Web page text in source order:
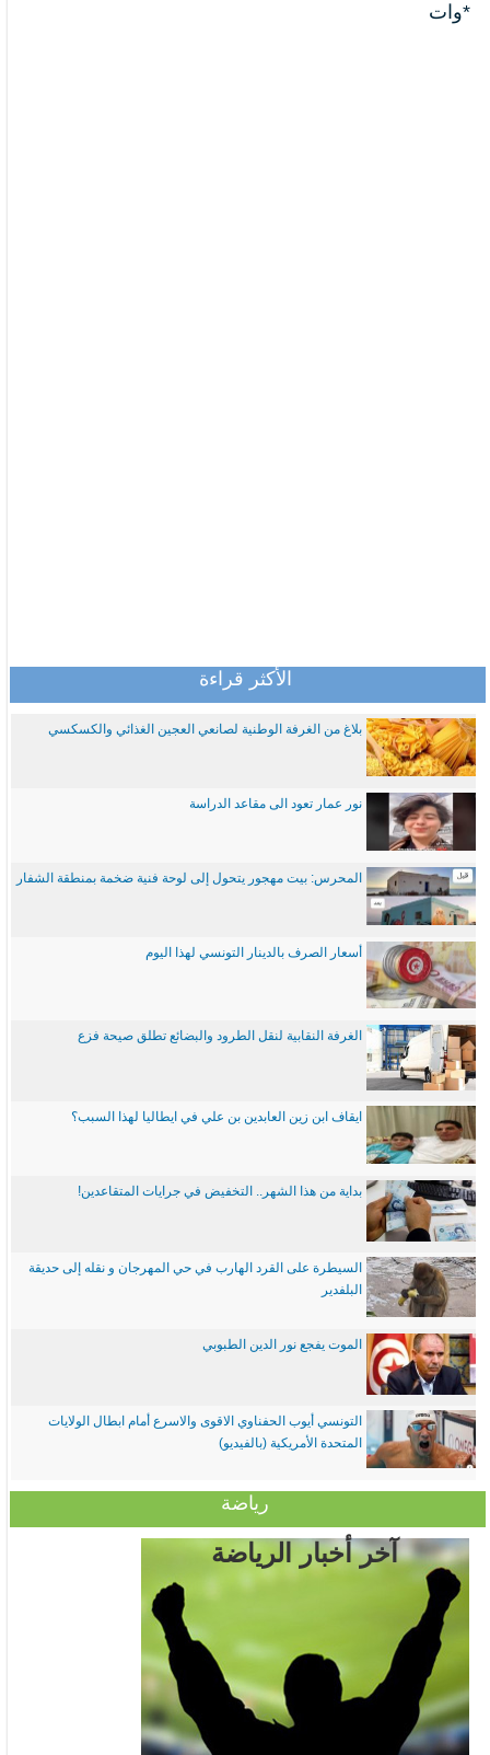
*وات
الأكثر قراءة
بلاغ من الغرفة الوطنية لصانعي العجين الغذائي والكسكسي
نور عمار تعود الى مقاعد الدراسة
المحرس: بيت مهجور يتحول إلى لوحة فنية ضخمة بمنطقة الشفار
أسعار الصرف بالدينار التونسي لهذا اليوم
الغرفة النقابية لنقل الطرود والبضائع تطلق صيحة فزع
ايقاف ابن زين العابدين بن علي في ايطاليا لهذا السبب؟
بداية من هذا الشهر.. التخفيض في جرايات المتقاعدين!
السيطرة على القرد الهارب في حي المهرجان و نقله إلى حديقة
البلفدير
الموت يفجع نور الدين الطبوبي
التونسي أيوب الحفناوي الاقوى والاسرع أمام ابطال الولايات
المتحدة الأمريكية (بالفيديو)
رياضة
آخر أخبار الرياضة